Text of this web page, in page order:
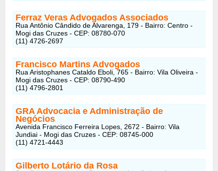
Ferraz Veras Advogados Associados
Rua Antônio Cândido de Alvarenga, 179 - Bairro: Centro -
Mogi das Cruzes - CEP: 08780-070
(11) 4726-2697
Francisco Martins Advogados
Rua Aristophanes Cataldo Eboli, 765 - Bairro: Vila Oliveira -
Mogi das Cruzes - CEP: 08790-490
(11) 4796-2801
GRA Advocacia e Administração de
Negócios
Avenida Francisco Ferreira Lopes, 2672 - Bairro: Vila
Jundiai - Mogi das Cruzes - CEP: 08745-000
(11) 4721-4443
Gilberto Lotário da Rosa